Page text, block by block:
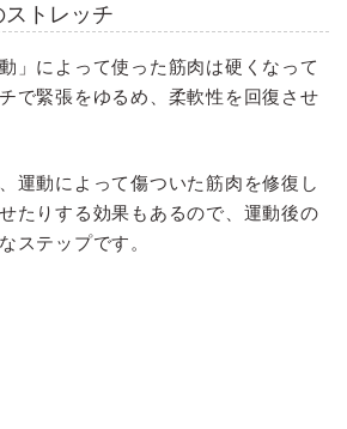
トレッチ
」によって使った筋肉は硬くなって
で緊張をゆるめ、柔軟性を回復させ
運動によって傷ついた筋肉を修復し
たりする効果もあるので、運動後の
ステップです。